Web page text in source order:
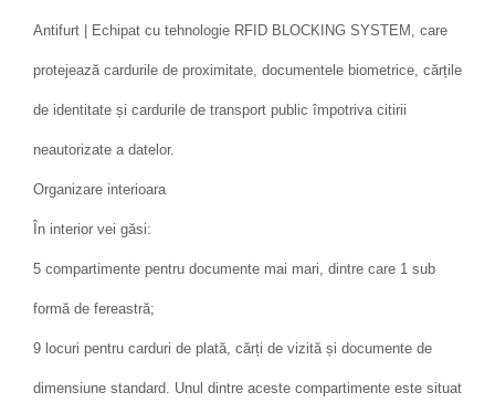
Antifurt | Echipat cu tehnologie RFID BLOCKING SYSTEM, care
protejează cardurile de proximitate, documentele biometrice, cărțile
de identitate și cardurile de transport public împotriva citirii
neautorizate a datelor.
Organizare interioara
În interior vei găsi:
5 compartimente pentru documente mai mari, dintre care 1 sub
formă de fereastră;
9 locuri pentru carduri de plată, cărți de vizită și documente de
dimensiune standard. Unul dintre aceste compartimente este situat